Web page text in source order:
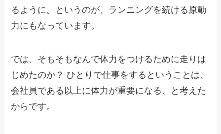
るように。というのが、ランニングを続ける原動
力にもなっています。
では、そもそもなんで体力をつけるために走りは
じめたのか？ ひとりで仕事をするということは、
会社員である以上に体力が重要になる、と考えた
からです。